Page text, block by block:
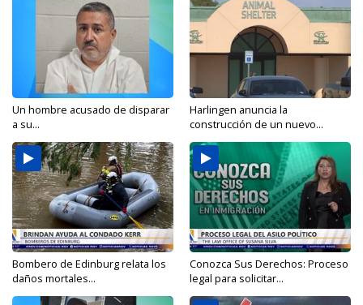
Un hombre acusado de disparar
a su...
Harlingen anuncia la
construcción de un nuevo...
Bombero de Edinburg relata los
daños mortales...
Conozca Sus Derechos: Proceso
legal para solicitar...